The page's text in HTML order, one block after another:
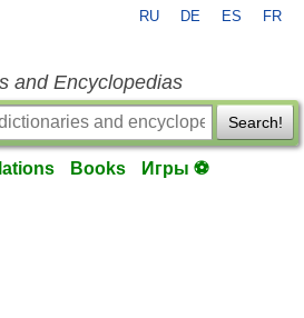
RU DE ES FR
and Encyclopedias
Search!
Books Игры ⚽